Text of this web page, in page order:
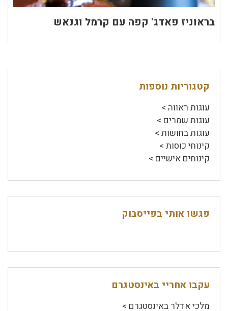
בראוניז פאדג' קפה עם קרמל וגנאש
קטגוריות נוספות
עוגות ראווה >
עוגות שמרים >
עוגות בחושות >
קינוחי כוסות >
קינוחים אישיים >
פגשו אותי בפייסבוק
עקבו אחריי באינסטגרם
מלכי אדלר באינסטגרם >